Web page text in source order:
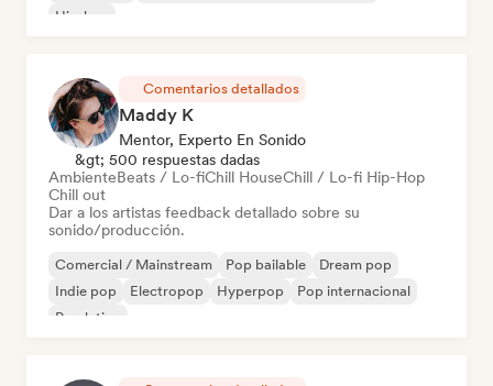
Hip-hop
Comentarios detallados
Maddy K
Mentor, Experto En Sonido
&gt; 500 respuestas dadas
AmbienteBeats / Lo-fiChill HouseChill / Lo-fi Hip-Hop
Chill out
Dar a los artistas feedback detallado sobre su
sonido/producción.
Comercial / Mainstream Pop bailable
Dream pop
Indie pop
Electropop Hyperpop
Pop internacional
Pop latino